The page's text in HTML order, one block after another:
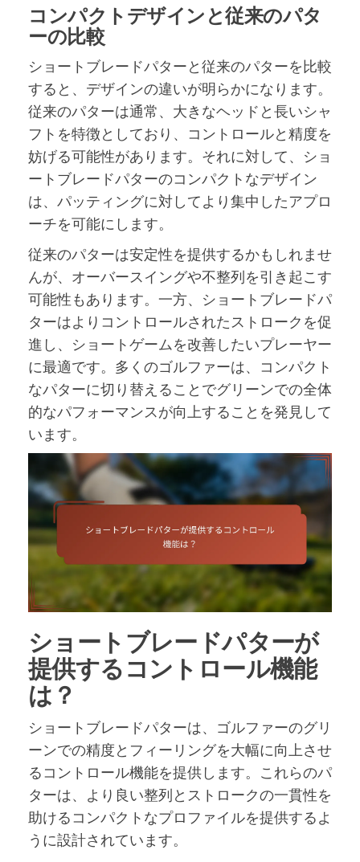
コンパクトデザインと従来のパタ
ーの比較
ショートブレードパターと従来のパターを比較
すると、デザインの違いが明らかになります。
従来のパターは通常、大きなヘッドと長いシャ
フトを特徴としており、コントロールと精度を
妨げる可能性があります。それに対して、ショ
ートブレードパターのコンパクトなデザイン
は、パッティングに対してより集中したアプロ
ーチを可能にします。
従来のパターは安定性を提供するかもしれませ
んが、オーバースイングや不整列を引き起こす
可能性もあります。一方、ショートブレードパ
ターはよりコントロールされたストロークを促
進し、ショートゲームを改善したいプレーヤー
に最適です。多くのゴルファーは、コンパクト
なパターに切り替えることでグリーンでの全体
的なパフォーマンスが向上することを発見して
います。
ショートブレードパターが
提供するコントロール機能
は？
ショートブレードパターは、ゴルファーのグリ
ーンでの精度とフィーリングを大幅に向上させ
るコントロール機能を提供します。これらのパ
ターは、より良い整列とストロークの一貫性を
助けるコンパクトなプロファイルを提供するよ
うに設計されています。